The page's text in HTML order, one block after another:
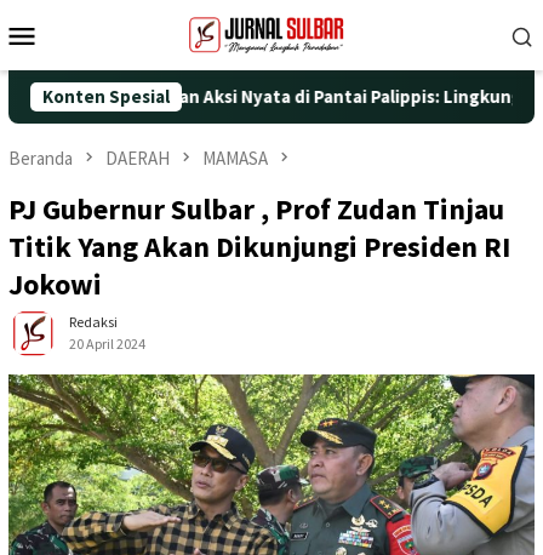
ke
Mobile
Konten Spesial
ke-25 dengan Aksi Nyata di Pantai Palippis: Lingkungan dan
Beranda DAERAH MAMASA
PJ Gubernur Sulbar , Prof Zudan Tinjau
Titik Yang Akan Dikunjungi Presiden RI
Jokowi
Redaksi
20 April 2024